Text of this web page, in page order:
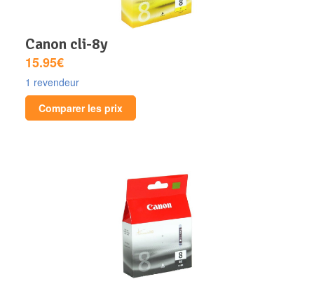
canon cli-8y
15.95€
1 revendeur
Comparer les prix